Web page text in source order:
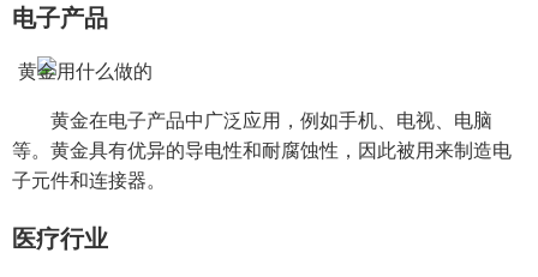
电子产品
黄金在电子产品中广泛应用，例如手机、电视、电脑
等。黄金具有优异的导电性和耐腐蚀性，因此被用来制造电
子元件和连接器。
医疗行业